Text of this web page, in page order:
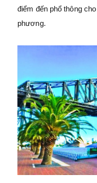
điểm đến phổ thông
phương.